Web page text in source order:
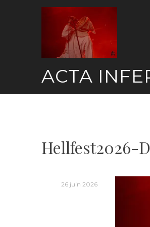
ACTA
Hellfest2026-
26 juin 2026